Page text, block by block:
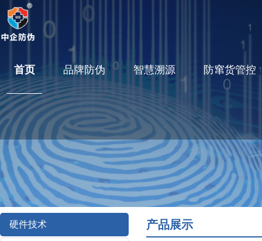
首页 品牌防伪 智慧溯源 防窜货管控
硬件技术 产品展示